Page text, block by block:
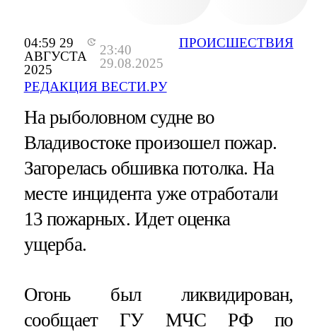
04:59 29
АВГУСТА
2025
23:40
29.08.2025
РЕДАКЦИЯ ВЕСТИ.РУ
ПРОИСШЕСТВИЯ
На рыболовном судне во
Владивостоке произошел пожар.
Загорелась обшивка потолка. На
месте инцидента уже отработали
13 пожарных. Идет оценка
ущерба.
Огонь был ликвидирован,
сообщает ГУ МЧС РФ по